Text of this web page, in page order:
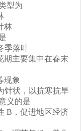
型为
林
季落叶
主要集中在春末
现象
状，以抗寒抗旱
义的是
．促进地区经济